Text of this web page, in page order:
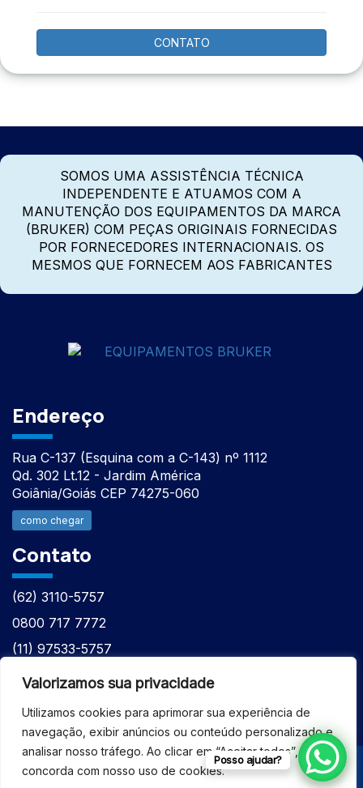
Valorizamos sua privacidade
Utilizamos cookies para aprimorar sua experiência de
navegação, exibir anúncios ou conteúdo personalizado e
analisar nosso tráfego. Ao clicar em “Aceitar todos”, você
concorda com nosso uso de cookies.
CONTATO
SOMOS UMA ASSISTÊNCIA TÉCNICA
INDEPENDENTE E ATUAMOS COM A
MANUTENÇÃO DOS EQUIPAMENTOS DA MARCA
(BRUKER) COM PEÇAS ORIGINAIS FORNECIDAS
POR FORNECEDORES INTERNACIONAIS. OS
MESMOS QUE FORNECEM AOS FABRICANTES
Endereço
Rua C-137 (Esquina com a C-143) nº 1112
Qd. 302 Lt.12 - Jardim América
Goiânia/Goiás CEP 74275-060
como chegar
Contato
(62) 3110-5757
0800 717 7772
(11) 97533-5757
(62) 98610-7777
© 2026 - ASSISTÊNCIA TÉCNICA ESPECIALIZADA
Posso ajudar?